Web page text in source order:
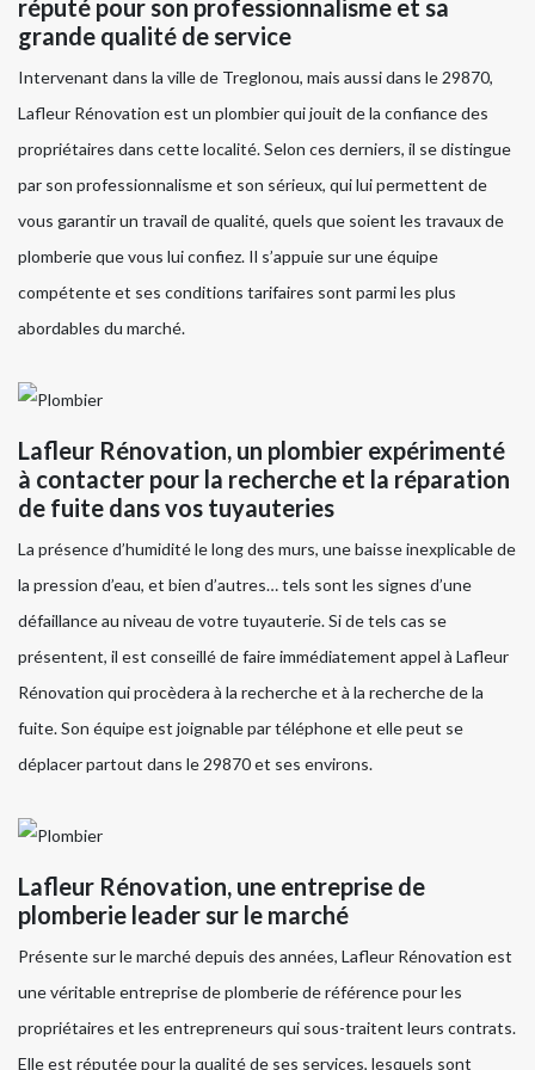
réputé pour son professionnalisme et sa
grande qualité de service
Intervenant dans la ville de Treglonou, mais aussi dans le 29870,
Lafleur Rénovation est un plombier qui jouit de la confiance des
propriétaires dans cette localité. Selon ces derniers, il se distingue
par son professionnalisme et son sérieux, qui lui permettent de
vous garantir un travail de qualité, quels que soient les travaux de
plomberie que vous lui confiez. Il s’appuie sur une équipe
compétente et ses conditions tarifaires sont parmi les plus
abordables du marché.
Lafleur Rénovation, un plombier expérimenté
à contacter pour la recherche et la réparation
de fuite dans vos tuyauteries
La présence d’humidité le long des murs, une baisse inexplicable de
la pression d’eau, et bien d’autres… tels sont les signes d’une
défaillance au niveau de votre tuyauterie. Si de tels cas se
présentent, il est conseillé de faire immédiatement appel à Lafleur
Rénovation qui procèdera à la recherche et à la recherche de la
fuite. Son équipe est joignable par téléphone et elle peut se
déplacer partout dans le 29870 et ses environs.
Lafleur Rénovation, une entreprise de
plomberie leader sur le marché
Présente sur le marché depuis des années, Lafleur Rénovation est
une véritable entreprise de plomberie de référence pour les
propriétaires et les entrepreneurs qui sous-traitent leurs contrats.
Elle est réputée pour la qualité de ses services, lesquels sont